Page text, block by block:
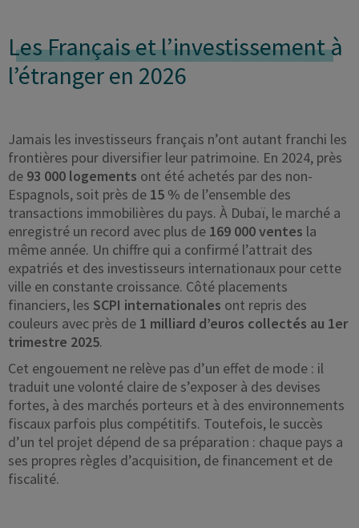
Les Français et l’investissementà
l’étranger en 2026
Jamais les investisseurs français n’ont autant franchi les
frontières pour diversifier leur patrimoine. En 2024, près
de 93 000 logements ont été achetés par des non-
Espagnols, soit près de 15 % de l’ensemble des
transactions immobilières du pays. À Dubaï, le marché a
enregistré un record avec plus de 169 000 ventes la
même année. Un chiffre qui a confirmé l’attrait des
expatriés et des investisseurs internationaux pour cette
ville en constante croissance. Côté placements
financiers, les SCPI internationales ont repris des
couleurs avec près de 1 milliard d’euros collectés au 1er
trimestre 2025.
Cet engouement ne relève pas d’un effet de mode : il
traduit une volonté claire de s’exposer à des devises
fortes, à des marchés porteurs et à des environnements
fiscaux parfois plus compétitifs. Toutefois, le succès
d’un tel projet dépend de sa préparation : chaque pays a
ses propres règles d’acquisition, de financement et de
fiscalité.